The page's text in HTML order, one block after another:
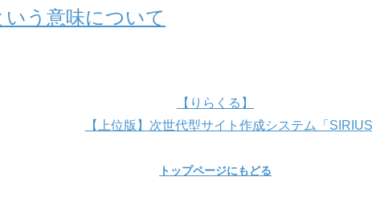
う意味について
【りらくる】
【上位版】次世代型サイト作成システム「SIRIUS
トップページにもどる